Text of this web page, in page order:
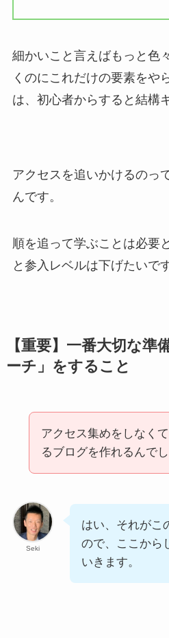
細かいこと言えばもっと色
くのにこれだけの要素をや
は、初心者からすると結構
アクセスを追いかけるのっ
んです。
順を追って学ぶことは必要
と参入レベルは下げたいです
【重要】一番大切な準
ーチ」をすること
アクセス集めをしなく
るブログを作れるんで
Seki
はい、それがこ
ので、ここから
いきます。